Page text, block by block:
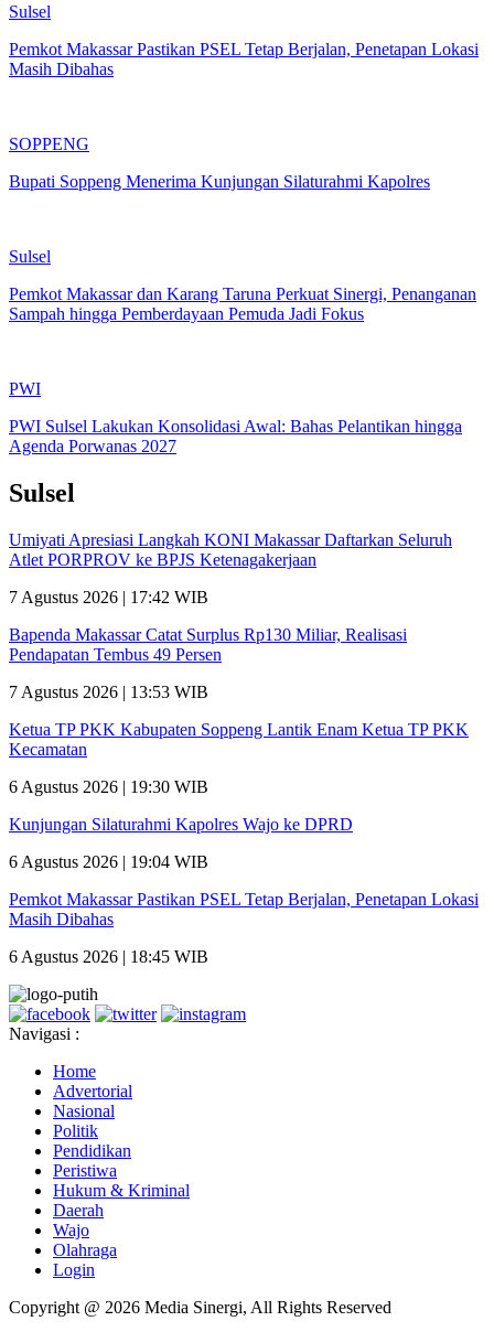
Sulsel
Pemkot Makassar Pastikan PSEL Tetap Berjalan, Penetapan Lokasi
Masih Dibahas
SOPPENG
Bupati Soppeng Menerima Kunjungan Silaturahmi Kapolres
Sulsel
Pemkot Makassar dan Karang Taruna Perkuat Sinergi, Penanganan
Sampah hingga Pemberdayaan Pemuda Jadi Fokus
PWI
PWI Sulsel Lakukan Konsolidasi Awal: Bahas Pelantikan hingga
Agenda Porwanas 2027
Sulsel
Umiyati Apresiasi Langkah KONI Makassar Daftarkan Seluruh
Atlet PORPROV ke BPJS Ketenagakerjaan
7 Agustus 2026 | 17:42 WIB
Bapenda Makassar Catat Surplus Rp130 Miliar, Realisasi
Pendapatan Tembus 49 Persen
7 Agustus 2026 | 13:53 WIB
Ketua TP PKK Kabupaten Soppeng Lantik Enam Ketua TP PKK
Kecamatan
6 Agustus 2026 | 19:30 WIB
Kunjungan Silaturahmi Kapolres Wajo ke DPRD
6 Agustus 2026 | 19:04 WIB
Pemkot Makassar Pastikan PSEL Tetap Berjalan, Penetapan Lokasi
Masih Dibahas
6 Agustus 2026 | 18:45 WIB
Navigasi :
Home
Advertorial
Nasional
Politik
Pendidikan
Peristiwa
Hukum & Kriminal
Daerah
Wajo
Olahraga
Login
Copyright @ 2026 Media Sinergi, All Rights Reserved